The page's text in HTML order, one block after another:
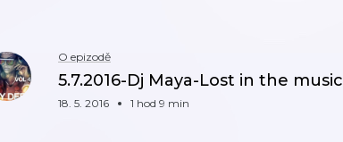
O epizodě
5.7.2016-Dj Maya-Lost in the music
18. 5. 2016 1 hod 9 min